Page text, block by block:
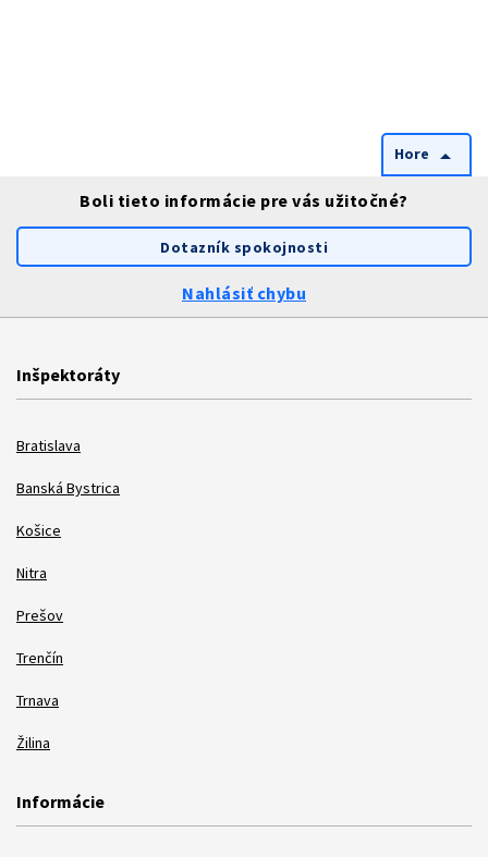
Hore arrow_drop_up
Boli tieto informácie pre vás užitočné?
Dotazník spokojnosti
Nahlásiť chybu
Inšpektoráty
Bratislava
Banská Bystrica
Košice
Nitra
Prešov
Trenčín
Trnava
Žilina
Informácie